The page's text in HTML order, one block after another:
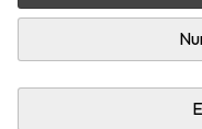
Zwischen Do,
Nur 2 Stück an